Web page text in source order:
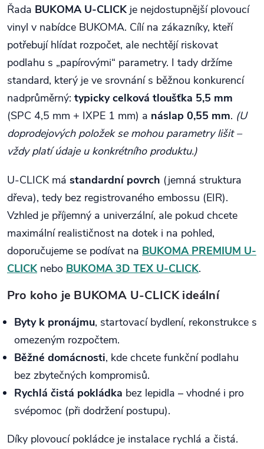
Řada BUKOMA U-CLICK je nejdostupnější plovoucí
vinyl v nabídce BUKOMA. Cílí na zákazníky, kteří
potřebují hlídat rozpočet, ale nechtějí riskovat
podlahu s „papírovými“ parametry. I tady držíme
standard, který je ve srovnání s běžnou konkurencí
nadprůměrný: typicky celková tloušťka 5,5 mm
(SPC 4,5 mm + IXPE 1 mm) a náslap 0,55 mm. (U
doprodejových položek se mohou parametry lišit –
vždy platí údaje u konkrétního produktu.)
U-CLICK má standardní povrch (jemná struktura
dřeva), tedy bez registrovaného embossu (EIR).
Vzhled je příjemný a univerzální, ale pokud chcete
maximální realističnost na dotek i na pohled,
doporučujeme se podívat na BUKOMA PREMIUM U-
CLICK nebo BUKOMA 3D TEX U-CLICK.
Pro koho je BUKOMA U-CLICK ideální
Byty k pronájmu, startovací bydlení, rekonstrukce s
omezeným rozpočtem.
Běžné domácnosti, kde chcete funkční podlahu
bez zbytečných kompromisů.
Rychlá čistá pokládka bez lepidla – vhodné i pro
svépomoc (při dodržení postupu).
Díky plovoucí pokládce je instalace rychlá a čistá.